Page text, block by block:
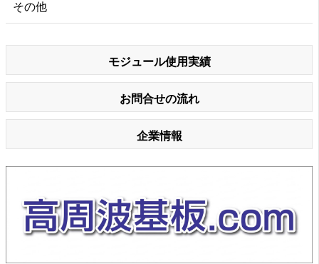
その他
モジュール使用実績
お問合せの流れ
企業情報